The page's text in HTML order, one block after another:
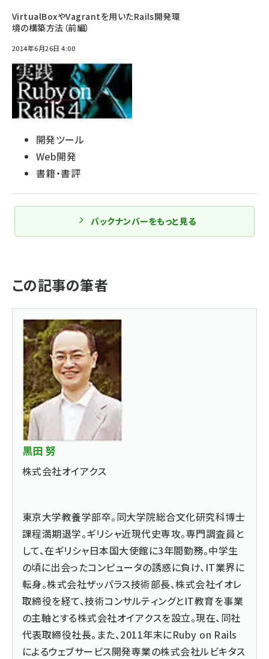
VirtualBoxやVagrantを用いたRails開発環
境の構築方法（前編）
2014年6月26日 4:00
開発ツール
Web開発
書籍・書評
バックナンバーをもっと見る
この記事の筆者
黒田 努
株式会社オイアクス
東京大学教養学部卒。同大学院総合文化研究科博士
課程満期退学。ギリシャ近現代史専攻。専門調査員と
して、在ギリシャ日本国大使館に3年間勤務。中学生
の頃に出会ったコンピュータの誘惑に負け、IT業界に
転身。株式会社ザッパラス技術部長、株式会社イオレ
取締役を経て、技術コンサルティングとIT教育を事業
の主軸とする株式会社オイアクスを設立。現在、同社
代表取締役社長。また、2011年末にRuby on Rails
によるウェブサービス開発専業の株式会社ルビキタス